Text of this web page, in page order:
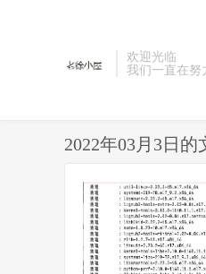
欢迎光临
我们一直在努
2022年03月3日的